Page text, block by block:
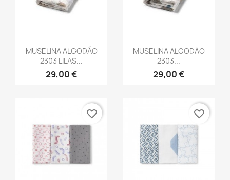
Vista rápida
MUSELINA ALGODÃO
2303 LILAS...
29,00 €
Vista rápida
MUSELINA ALGODÃO
2303...
29,00 €
favorite_border favorite_border